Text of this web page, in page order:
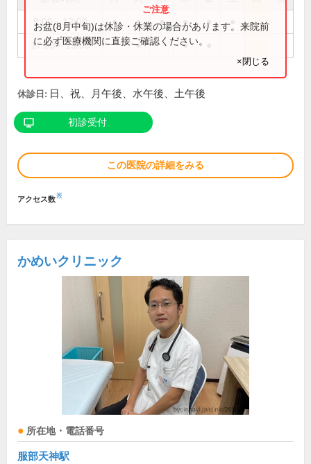
9:00～12:00 ● ● ● ● ●
17:00～19:00 ● ●
お盆(8月中旬)は休診・休業の場合があります。来院前
に必ず医療機関に直接ご確認ください。
×閉じる
休診日: 日、祝、月午後、水午後、土午後
初診受付
この医院の詳細をみる
アクセス数※
かめいクリニック
所在地・電話番号
服部天神駅